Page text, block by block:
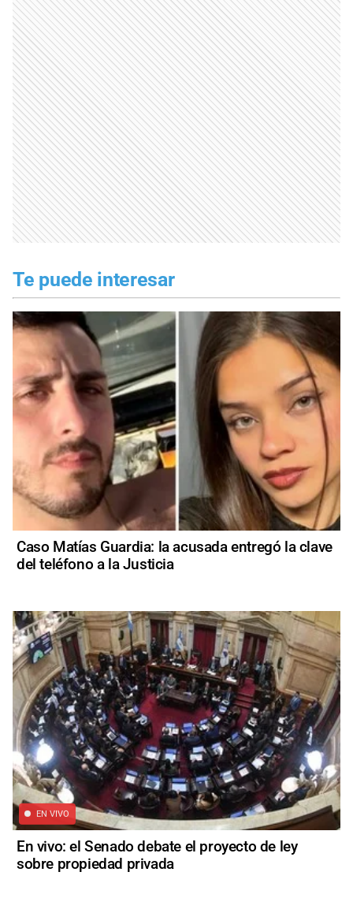
Te puede interesar
Caso Matías Guardia: la acusada entregó la clave
del teléfono a la Justicia
EN VIVO
En vivo: el Senado debate el proyecto de ley
sobre propiedad privada